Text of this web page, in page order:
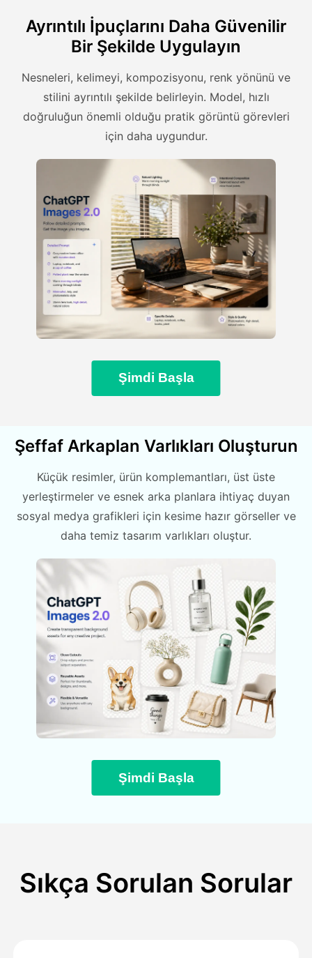
Ayrıntılı İpuçlarını Daha Güvenilir
Bir Şekilde Uygulayın
Nesneleri, kelimeyi, kompozisyonu, renk yönünü ve
stilini ayrıntılı şekilde belirleyin. Model, hızlı
doğruluğun önemli olduğu pratik görüntü görevleri
için daha uygundur.
Şimdi Başla
Şeffaf Arkaplan Varlıkları Oluşturun
Küçük resimler, ürün komplemantları, üst üste
yerleştirmeler ve esnek arka planlara ihtiyaç duyan
sosyal medya grafikleri için kesime hazır görseller ve
daha temiz tasarım varlıkları oluştur.
Şimdi Başla
Sıkça Sorulan Sorular